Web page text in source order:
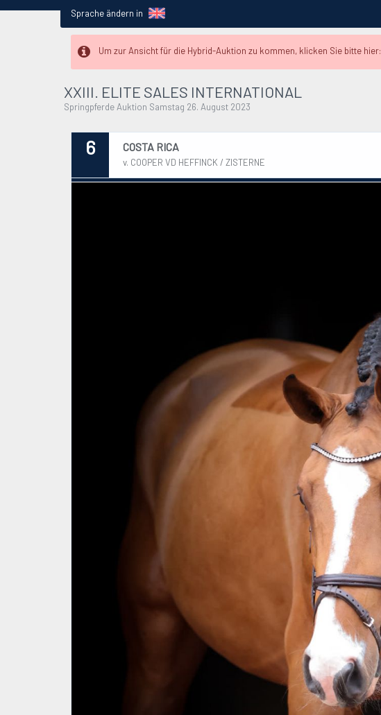
Sprache ändern in
Um zur Ansicht für die Hybrid-Auktion zu kommen, klicken Sie bitte hier:
XXIII. ELITE SALES INTERNATIONAL
Springpferde Auktion Samstag 26. August 2023
6 COSTA RICA
v. COOPER VD HEFFINCK / ZISTERNE